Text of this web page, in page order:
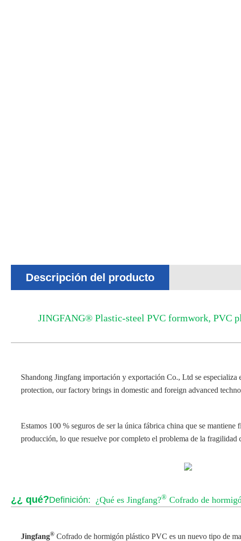
Descripción del producto
JINGFANG® Plastic-steel PVC formwork, PVC
Shandong Jingfang importación y exportación Co., Ltd se especializa
protection, our factory brings in domestic and foreign advanced
Estamos 100 % seguros de ser la única fábrica china que se
producción, lo que resuelve por completo el problema de la fragilidad
¿¿ qué?Definición: ¿Qué es Jingfang?® Cofrado de
Jingfang® Cofrado de hormigón plástico PVC es un nuevo tipo de